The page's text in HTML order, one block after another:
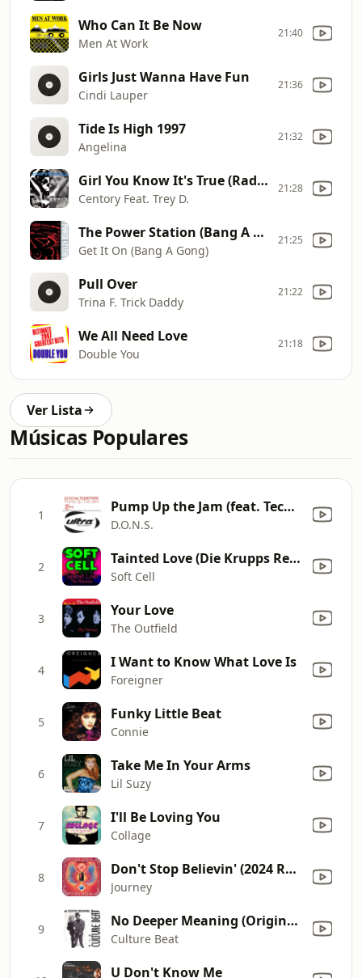
Who Can It Be Now
Men At Work
21:40
Girls Just Wanna Have Fun
Cindi Lauper
21:36
Tide Is High 1997
Angelina
21:32
Girl You Know It's True (Radio Version)
Centory Feat. Trey D.
21:28
The Power Station (Bang A Gong)
Get It On (Bang A Gong)
21:25
Pull Over
Trina F. Trick Daddy
21:22
We All Need Love
Double You
21:18
Ver Lista
Músicas Populares
1 Pump Up the Jam (feat. Technotronic) [D.O.N.S. Club Remake]
D.O.N.S.
2 Tainted Love (Die Krupps Remix)
Soft Cell
3 Your Love
The Outfield
4 I Want to Know What Love Is
Foreigner
5 Funky Little Beat
Connie
6 Take Me In Your Arms
Lil Suzy
7 I'll Be Loving You
Collage
8 Don't Stop Believin' (2024 Remaster)
Journey
9 No Deeper Meaning (Original Radio Edit)
Culture Beat
U Don't Know Me